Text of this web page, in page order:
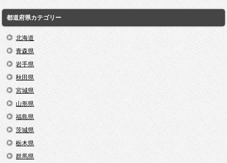
都道府県カテゴリー
北海道
青森県
岩手県
秋田県
宮城県
山形県
福島県
茨城県
栃木県
群馬県